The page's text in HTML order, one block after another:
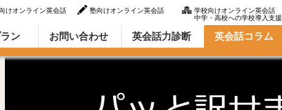
けオンライン英会話 塾向けオンライン英会話
学校向けオンライン英会話
中学・高校への学校導入支援
語での言い方・英語表現）
ン お問い合わせ 英会話力診断 英会話コラム